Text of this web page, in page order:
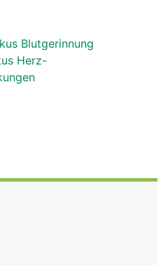
Blutgerinnung
Herz-